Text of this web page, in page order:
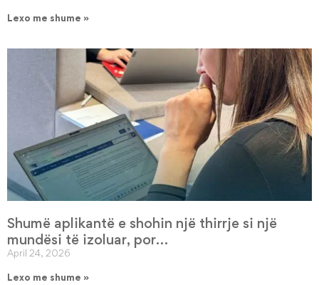
Lexo me shume »
Shumë aplikantë e shohin një thirrje si një
mundësi të izoluar, por…
April 24, 2026
Lexo me shume »